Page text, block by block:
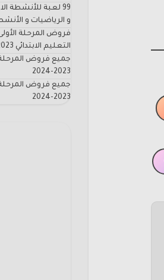
99 لعبة للأنشطة
و الرياضيات و
فروض المرحلة
التعليم الابتدائي 2023-2024
جميع فروض
2023-2024
جميع فروض
2023-2024